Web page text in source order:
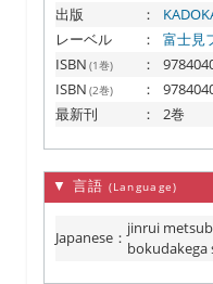
出版
：
レーベル
：
富士見
ISBN (1巻) ：
ISBN (2巻) ：
最新刊
： 2巻
▼ 言語 (Language)
Japanese ：jinrui